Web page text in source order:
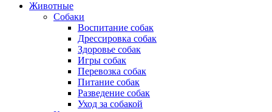
Животные
Собаки
Воспитание собак
Дрессировка собак
Здоровье собак
Игры собак
Перевозка собак
Питание собак
Разведение собак
Уход за собакой